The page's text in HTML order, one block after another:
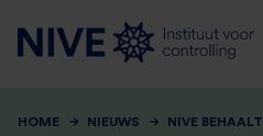
HOME NIEUWS NIVE